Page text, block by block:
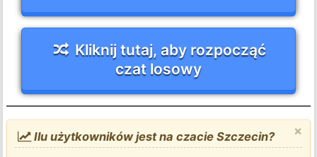
Kliknij tutaj, aby rozpocząć
czat losowy
×
Ilu użytkowników jest na czacie Szczecin?